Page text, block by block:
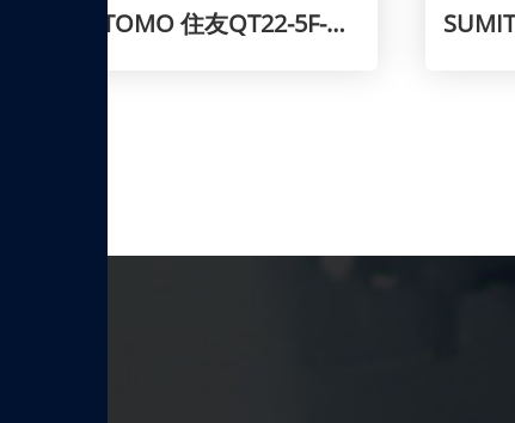
SUMITOMO 住友QT22-5F-A油泵